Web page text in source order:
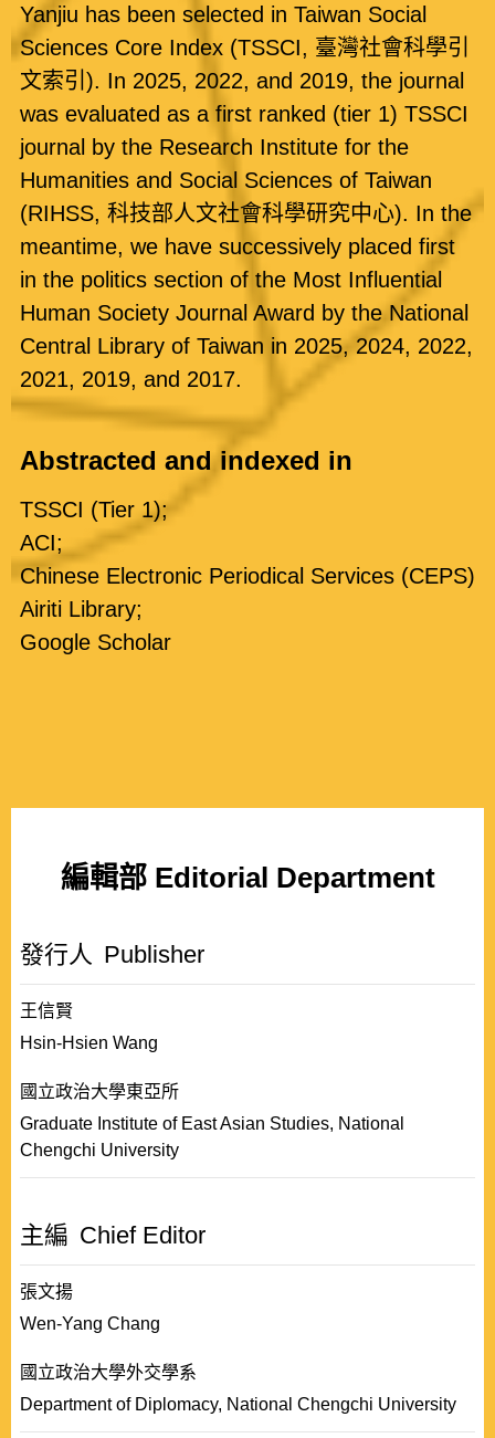
Yanjiu has been selected in Taiwan Social
Sciences Core Index (TSSCI, 臺灣社會科學引
文索引). In 2025, 2022, and 2019, the journal
was evaluated as a first ranked (tier 1) TSSCI
journal by the Research Institute for the
Humanities and Social Sciences of Taiwan
(RIHSS, 科技部人文社會科學研究中心). In the
meantime, we have successively placed first
in the politics section of the Most Influential
Human Society Journal Award by the National
Central Library of Taiwan in 2025, 2024, 2022,
2021, 2019, and 2017.
Abstracted and indexed in
TSSCI (Tier 1);
ACI;
Chinese Electronic Periodical Services (CEPS)
Airiti Library;
Google Scholar
編輯部 Editorial Department
發行人 Publisher
王信賢
Hsin-Hsien Wang
國立政治大學東亞所
Graduate Institute of East Asian Studies, National
Chengchi University
主編 Chief Editor
張文揚
Wen-Yang Chang
國立政治大學外交學系
Department of Diplomacy, National Chengchi University